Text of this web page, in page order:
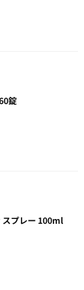
錠
スプレー 100ml